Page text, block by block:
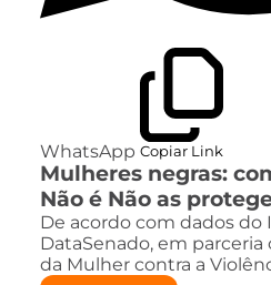
WhatsApp Copiar Link
Mulheres negras:
Não é Não as
De acordo com dados
DataSenado, em
da Mulher contra a